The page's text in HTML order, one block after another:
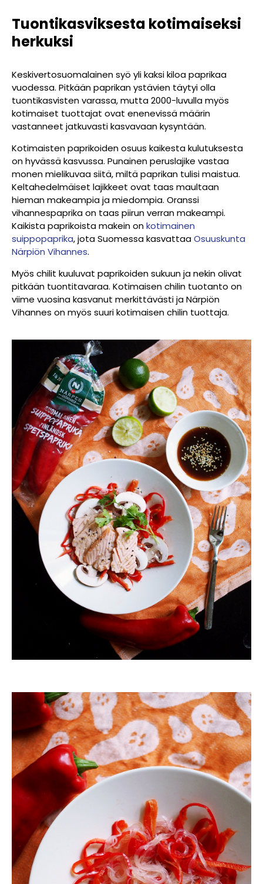
Tuontikasviksesta kotimaiseksi
herkuksi
Keskivertosuomalainen syö yli kaksi kiloa paprikaa
vuodessa. Pitkään paprikan ystävien täytyi olla
tuontikasvisten varassa, mutta 2000-luvulla myös
kotimaiset tuottajat ovat enenevissä määrin
vastanneet jatkuvasti kasvavaan kysyntään.
Kotimaisten paprikoiden osuus kaikesta kulutuksesta
on hyvässä kasvussa. Punainen peruslajike vastaa
monen mielikuvaa siitä, miltä paprikan tulisi maistua.
Keltahedelmäiset lajikkeet ovat taas maultaan
hieman makeampia ja miedompia. Oranssi
vihannespaprika on taas piirun verran makeampi.
Kaikista paprikoista makein onkotimainen
suippopaprika, jota Suomessa kasvattaaOsuuskunta
Närpiön Vihannes.
Myös chilit kuuluvat paprikoiden sukuun ja nekin olivat
pitkään tuontitavaraa. Kotimaisen chilin tuotanto on
viime vuosina kasvanut merkittävästi ja Närpiön
Vihannes on myös suuri kotimaisen chilin tuottaja.